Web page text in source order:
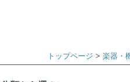
トップページ 楽器・